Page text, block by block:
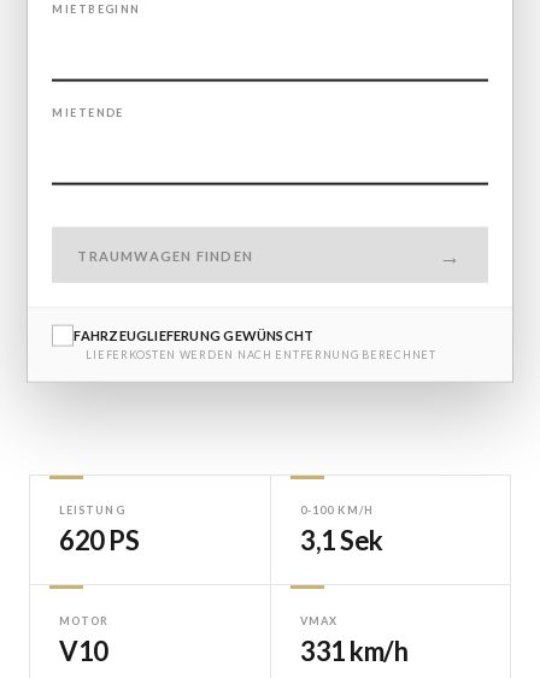
MIETBEGINN
MIETENDE
TRAUMWAGEN FINDEN
FAHRZEUGLIEFERUNG GEWÜNSCHT
LIEFERKOSTEN WERDEN NACH ENTFERNUNG BERECHNET
LEISTUNG
620 PS
0-100 KM/H
3,1 Sek
MOTOR
V10
VMAX
331 km/h